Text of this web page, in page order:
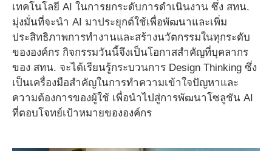
เทคโนโลยี AI ในการยกระดับการดำเนินงาน ซึ่ง สทน.
มุ่งมั่นที่จะนำ AI มาประยุกต์ใช้เพื่อพัฒนาและเพิ่ม
ประสิทธิภาพการทำงานและสร้างนวัตกรรมในทุกระดับ
ขององค์กร กิจกรรมวันนี้จึงเป็นโอกาสสำคัญที่บุคลากร
ของ สทน. จะได้เรียนรู้กระบวนการ Design Thinking ซึ่ง
เป็นเครื่องมือสำคัญในการทำความเข้าใจปัญหาและ
ความต้องการของผู้ใช้ เพื่อนำไปสู่การพัฒนาโซลูชัน AI
ที่ตอบโจทย์เป้าหมายขององค์กร